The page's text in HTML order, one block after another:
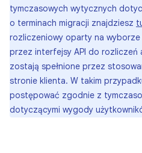
tymczasowych wytycznych
o terminach migracji znajdziesz
rozliczeniowy oparty na wyborze
przez interfejsy API do rozliczeń
zostają spełnione przez
stronie klienta. W takim
postępować zgodnie z
dotyczącymi wygody